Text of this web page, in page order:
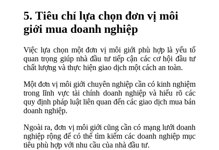
5. Tiêu chí lựa chọn đơn vị môi
giới mua doanh nghiệp
Việc lựa chọn một đơn vị môi giới phù hợp là yếu tố
quan trọng giúp nhà đầu tư tiếp cận các cơ hội đầu tư
chất lượng và thực hiện giao dịch một cách an toàn.
Một đơn vị môi giới chuyên nghiệp cần có kinh nghiệm
trong lĩnh vực tài chính doanh nghiệp và hiểu rõ các
quy định pháp luật liên quan đến các giao dịch mua bán
doanh nghiệp.
Ngoài ra, đơn vị môi giới cũng cần có mạng lưới doanh
nghiệp rộng để có thể tìm kiếm các doanh nghiệp mục
tiêu phù hợp với nhu cầu của nhà đầu tư.